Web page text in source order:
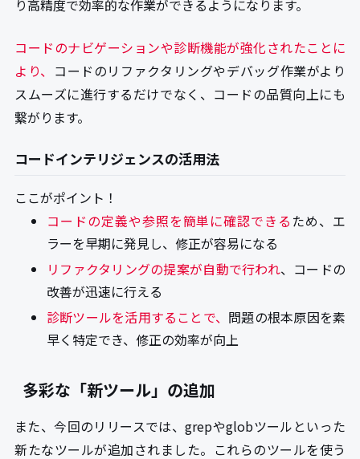
り高精度で効率的な作業ができるようになります。
コードのナビゲーションや診断機能が強化されたことに
より、 コードのリファクタリングやデバッグ作業がより
スムーズに進行するだけでなく、コードの品質向上にも
繋がります。
コードインテリジェンスの活用法
ここがポイント！
コードの定義や参照を簡単に確認できる ため、エ
ラーを早期に発見し、修正が容易になる
リファクタリングの提案が自動で行われ、コードの
改善が迅速に行える
診断ツールを活用することで、 問題の根本原因を素
早く特定でき、修正の効率が向上
多彩な「新ツール」の追加
また、今回のリリースでは、grepやglobツールといった
新たなツールが追加されました。これらのツールを使う